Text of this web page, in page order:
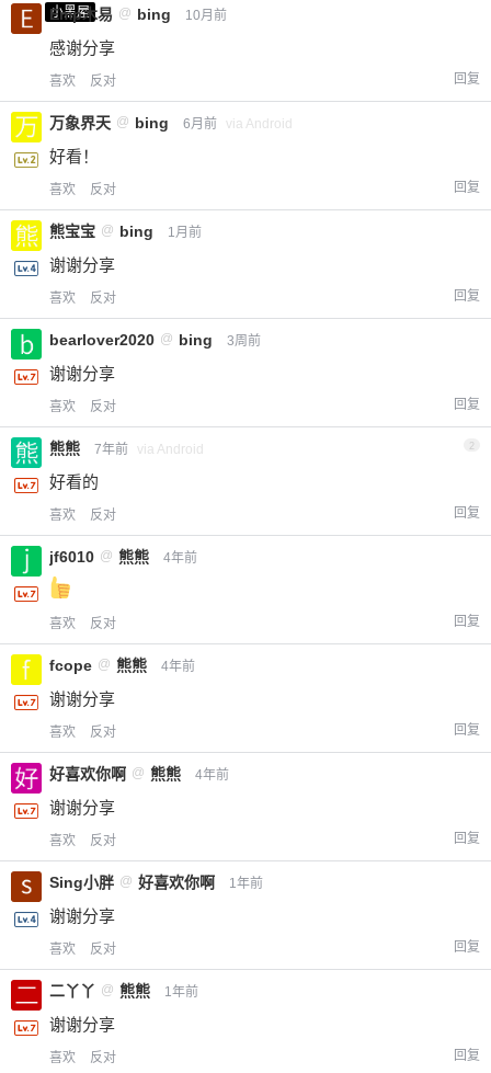
小黑屋
Emp木易 @ bing 10月前
感谢分享
喜欢 反对 回复
万象界天 @ bing 6月前 via Android
好看！
喜欢 反对 回复
熊宝宝 @ bing 1月前
谢谢分享
喜欢 反对 回复
bearlover2020 @ bing 3周前
谢谢分享
喜欢 反对 回复
熊熊 7年前 via Android 2
好看的
喜欢 反对 回复
jf6010 @ 熊熊 4年前
喜欢 反对 回复
fcope @ 熊熊 4年前
谢谢分享
喜欢 反对 回复
好喜欢你啊 @ 熊熊 4年前
谢谢分享
喜欢 反对 回复
Sing小胖 @ 好喜欢你啊 1年前
谢谢分享
喜欢 反对 回复
二丫丫 @ 熊熊 1年前
谢谢分享
喜欢 反对 回复